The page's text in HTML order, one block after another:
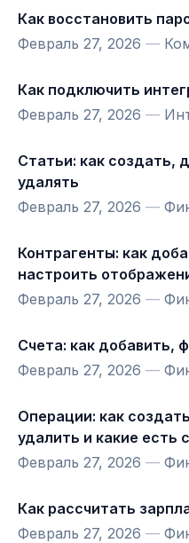
Как восстановить
Февраль 27, 2026 —
Как подключить
Февраль 27, 2026 —
Статьи: как создать,
удалять
Февраль 27, 2026 —
Контрагенты: как
настроить
Февраль 27, 2026 —
Счета: как добавить,
Февраль 27, 2026 —
Операции: как
удалить и какие есть
Февраль 27, 2026 —
Как рассчитать
Февраль 27, 2026 —